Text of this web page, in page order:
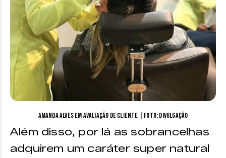
Amanda Alves em avaliação de cliente | Foto: divulgação
Além disso, por lá as sobrancelhas
adquirem um caráter super natural